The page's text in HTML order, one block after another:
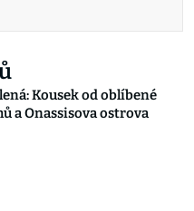
Kousek od oblíbené
a Onassisova ostrova